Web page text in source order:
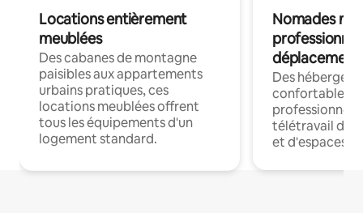
Locations entièrement
meublées
Des cabanes de montagne
paisibles aux appartements
urbains pratiques, ces
locations meublées offrent
tous les équipements d'un
logement standard.
Nomades
déplacement
Des
confortables
professionnels
télétravail
et d'espaces